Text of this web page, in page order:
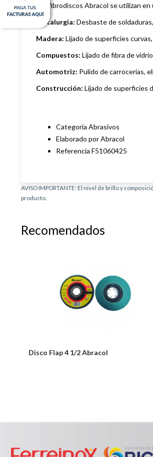
Los fibrodiscos Abracol se utilizan
Metalurgia: Desbaste de
Madera: Lijado de superficies
Compuestos: Lijado de fibra de
Automotriz: Pulido de carrocerías,
Construcción: Lijado de superficies
Categoría Abrasivos
Elaborado por Abracol
Referencia F51060425
AVISO IMPORTANTE: El nivel de brillo y
producto.
Recomendados
Disco Flap 4 1/2 Abracol
Detalles